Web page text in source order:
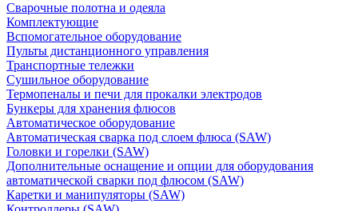
Сварочные полотна и одеяла
Комплектующие
Вспомогательное оборудование
Пульты дистанционного управления
Транспортные тележки
Сушильное оборудование
Термопеналы и печи для прокалки электродов
Бункеры для хранения флюсов
Автоматическое оборудование
Автоматическая сварка под слоем флюса (SAW)
Головки и горелки (SAW)
Дополнительные оснащение и опции для оборудования
автоматической сварки под флюсом (SAW)
Каретки и манипуляторы (SAW)